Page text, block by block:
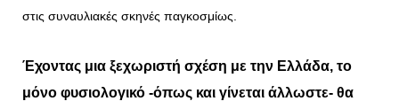
στις συναυλιακές σκηνές παγκοσμίως.
Έχοντας μια ξεχωριστή σχέση με την Ελλάδα, το
μόνο φυσιολογικό -όπως και γίνεται άλλωστε- θα